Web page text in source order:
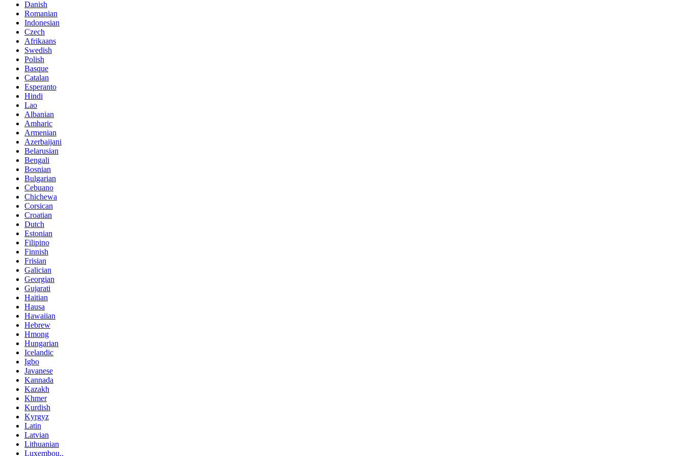
Danish
Romanian
Indonesian
Czech
Afrikaans
Swedish
Polish
Basque
Catalan
Esperanto
Hindi
Lao
Albanian
Amharic
Armenian
Azerbaijani
Belarusian
Bengali
Bosnian
Bulgarian
Cebuano
Chichewa
Corsican
Croatian
Dutch
Estonian
Filipino
Finnish
Frisian
Galician
Georgian
Gujarati
Haitian
Hausa
Hawaiian
Hebrew
Hmong
Hungarian
Icelandic
Igbo
Javanese
Kannada
Kazakh
Khmer
Kurdish
Kyrgyz
Latin
Latvian
Lithuanian
Luxembou..